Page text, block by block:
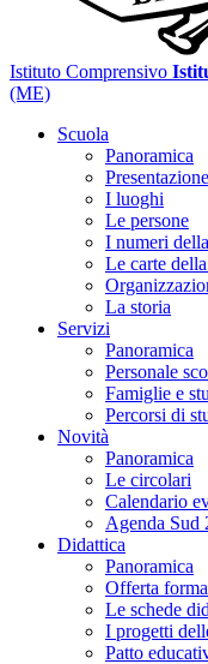
Istituto Comprensivo
(ME)
Scuola
Panoramica
Presentazione
I luoghi
Le persone
I numeri
Le carte
La storia
Servizi
Panoramica
Personale
Famiglie e
Percorsi di
Novità
Panoramica
Le circolari
Calendario
Agenda Sud
Didattica
Panoramica
Offerta
Le schede
I progetti
Patto